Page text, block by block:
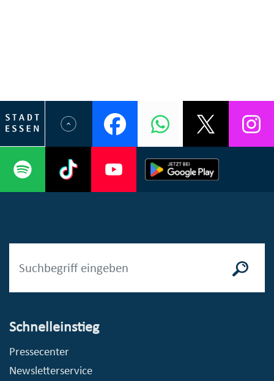
Schnelleinstieg
Pressecenter
Newsletterservice